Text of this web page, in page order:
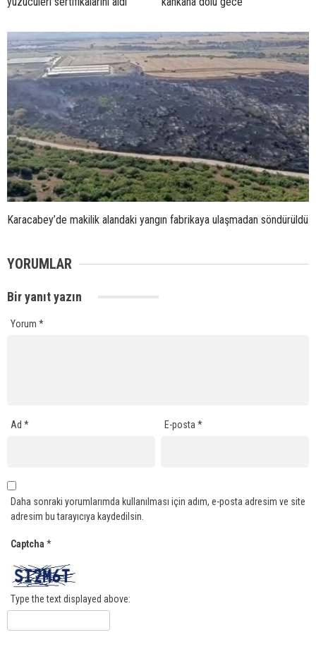
Karacabey’de makilik alandaki yangın fabrikaya ulaşmadan söndürüldü
YORUMLAR
Bir yanıt yazın
Yorum *
Ad * E-posta*
Daha sonraki yorumlarımda kullanılması için adım, e-posta adresim ve site
adresim bu tarayıcıya kaydedilsin.
Captcha *
Type the text displayed above: